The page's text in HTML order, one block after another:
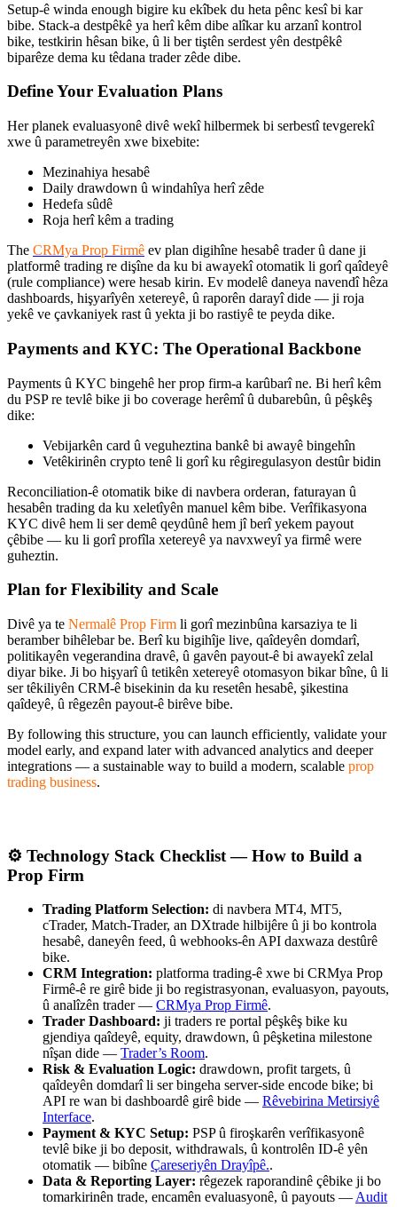
Setup-ê winda enough bigire ku ekîbek du heta pênc kesî bi kar
bibe. Stack-a destpêkê ya herî kêm dibe alîkar ku arzanî kontrol
bike, testkirin hêsan bike, û li ber tiştên serdest yên destpêkê
biparêze dema ku têdana trader zêde dibe.
Define Your Evaluation Plans
Her planek evaluasyonê divê wekî hilbermek bi serbestî tevgerekî
xwe û parametreyên xwe bixebite:
Mezinahiya hesabê
Daily drawdown û windahîya herî zêde
Hedefa sûdê
Roja herî kêm a trading
The CRMya Prop Firmê ev plan digihîne hesabê trader û dane ji
platformê trading re dişîne da ku bi awayekî otomatik li gorî qaîdeyê
(rule compliance) were hesab kirin. Ev modelê daneya navendî hêza
dashboards, hişyarîyên xetereyê, û raporên darayî dide — ji roja
yekê ve çavkaniyek rast û yekta ji bo rastiyê te peyda dike.
Payments and KYC: The Operational Backbone
Payments û KYC bingehê her prop firm-a karûbarî ne. Bi herî kêm
du PSP re tevlê bike ji bo coverage herêmî û dubarebûn, û pêşkêş
dike:
Vebijarkên card û veguheztina bankê bi awayê bingehîn
Vetêkirinên crypto tenê li gorî ku rêgiregulasyon destûr bidin
Reconciliation-ê otomatik bike di navbera orderan, faturayan û
hesabên trading da ku xeletîyên manuel kêm bibe. Verîfikasyona
KYC divê hem li ser demê qeydûnê hem jî berî yekem payout
çêbibe — ku li gorî profîla xetereyê ya navxweyî ya firmê were
guheztin.
Plan for Flexibility and Scale
Divê ya te Nermalê Prop Firm li gorî mezinbûna karsaziya te li
beramber bihêlebar be. Berî ku bigihîje live, qaîdeyên domdarî,
politikayên vegerandina dravê, û gavên payout-ê bi awayekî zelal
diyar bike. Ji bo hişyarî û tetikên xetereyê otomasyon bikar bîne, û li
ser têkiliyên CRM-ê bisekinin da ku resetên hesabê, şikestina
qaîdeyê, û rêgezên payout-ê birêve bibe.
By following this structure, you can launch efficiently, validate your
model early, and expand later with advanced analytics and deeper
integrations — a sustainable way to build a modern, scalable prop
trading business.
⚙️ Technology Stack Checklist — How to Build a
Prop Firm
Trading Platform Selection: di navbera MT4, MT5,
cTrader, Match-Trader, an DXtrade hilbijêre û ji bo kontrola
hesabê, daneyên feed, û webhooks-ên API daxwaza destûrê
bike.
CRM Integration: platforma trading-ê xwe bi CRMya Prop
Firmê-ê re girê bide ji bo registrasyonan, evaluasyon, payouts,
û analîzên trader — CRMya Prop Firmê.
Trader Dashboard: ji traders re portal pêşkêş bike ku
gjendiya qaîdeyê, equity, drawdown, û pêşketina milestone
nîşan dide — Trader’s Room.
Risk & Evaluation Logic: drawdown, profit targets, û
qaîdeyên domdarî li ser bingeha server-side encode bike; bi
API re wan bi dashboardê girê bide — Rêvebirina Metirsiyê
Interface.
Payment & KYC Setup: PSP û firoşkarên verîfikasyonê
tevlê bike ji bo deposit, withdrawals, û kontrolên ID-ê yên
otomatik — bibîne Çareseriyên Drayîpê..
Data & Reporting Layer: rêgezek raporandinê çêbike ji bo
tomarkirinên trade, encamên evaluasyonê, û payouts —Audit